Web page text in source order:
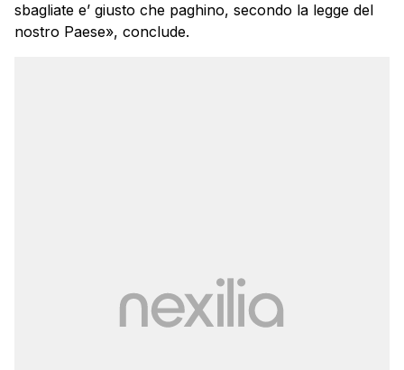
sbagliate e’ giusto che paghino, secondo la legge del
nostro Paese», conclude.